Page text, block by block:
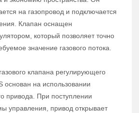
на газопровод и подключается
Клапан оснащен
который позволяет точно
значение газового потока.
клапана регулирующего
основан на использовании
привода. При поступлении
управления, привод открывает